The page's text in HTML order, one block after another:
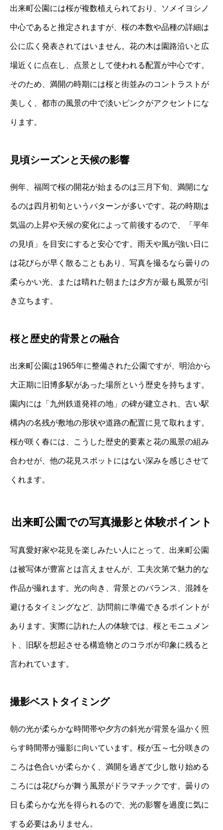
出来町公園には桜が複数植えられており、ソメイヨシノ
中心であると推定されますが、桜の本数や品種の詳細は
公に広く発表されてはいません。花の木は園路沿いと広
場近くに点在し、点景として使われる配置が中心です。
そのため、満開の時期には桜と街並みのコントラストが
美しく、都市の風景の中で淡いピンクがアクセントにな
ります。
見頃シーズンと天候の影響
例年、福岡で桜の開花が始まるのは三月下旬、満開にな
るのは四月初旬というパターンが多いです。花の時期は
気温の上昇や天候の変化によって前後するので、「平年
の見頃」を目安にすると安心です。雨天や風が強い日に
は花びらが早く散ることもあり、写真を撮るなら曇りの
柔らかい光、または晴れた朝または夕方が最も風景が引
き立ちます。
桜と歴史的背景との融合
出来町公園は1965年に整備された公園ですが、明治から
大正期に旧博多駅があった場所という歴史を持ちます。
園内には「九州鉄道発祥の地」の碑が建立され、古い駅
構内の名残が敷地の形状や道路の配置に見て取れます。
桜が咲く春には、こうした歴史的要素と花の風景の組み
合わせが、他の花見スポットにはない深みを感じさせて
くれます。
出来町公園での写真撮影と体験ポイント
写真愛好家や花見を楽しみたい人にとって、出来町公園
は被写体が豊富とは言えませんが、工夫次第で魅力的な
作品が撮れます。光の向き、背景とのバランス、混雑を
避けるタイミングなど、訪問前に準備できるポイントが
あります。実際に訪れた人の体験では、桜とモニュメン
ト、旧駅を想起させる構造物とのコラボが印象に残ると
言われています。
撮影ベストタイミング
朝の光が柔らかな時間帯や夕方の斜光が背景を温かく照
らす時間帯が撮影に向いています。桜が五～七分咲きの
ころは色合いが柔らかく、満開を過ぎて少し散り始める
ころには花びらが舞う風景がドラマチックです。曇りの
日も柔らかな光を得られるので、光の影響を過度に気に
する必要はありません。